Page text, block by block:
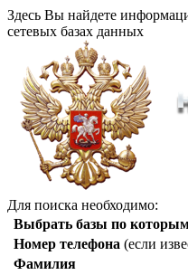
Здесь Вы найдете
сетевых базах данных
Для поиска необходимо:
Выбрать базы по
Номер телефона (если
Фамилия